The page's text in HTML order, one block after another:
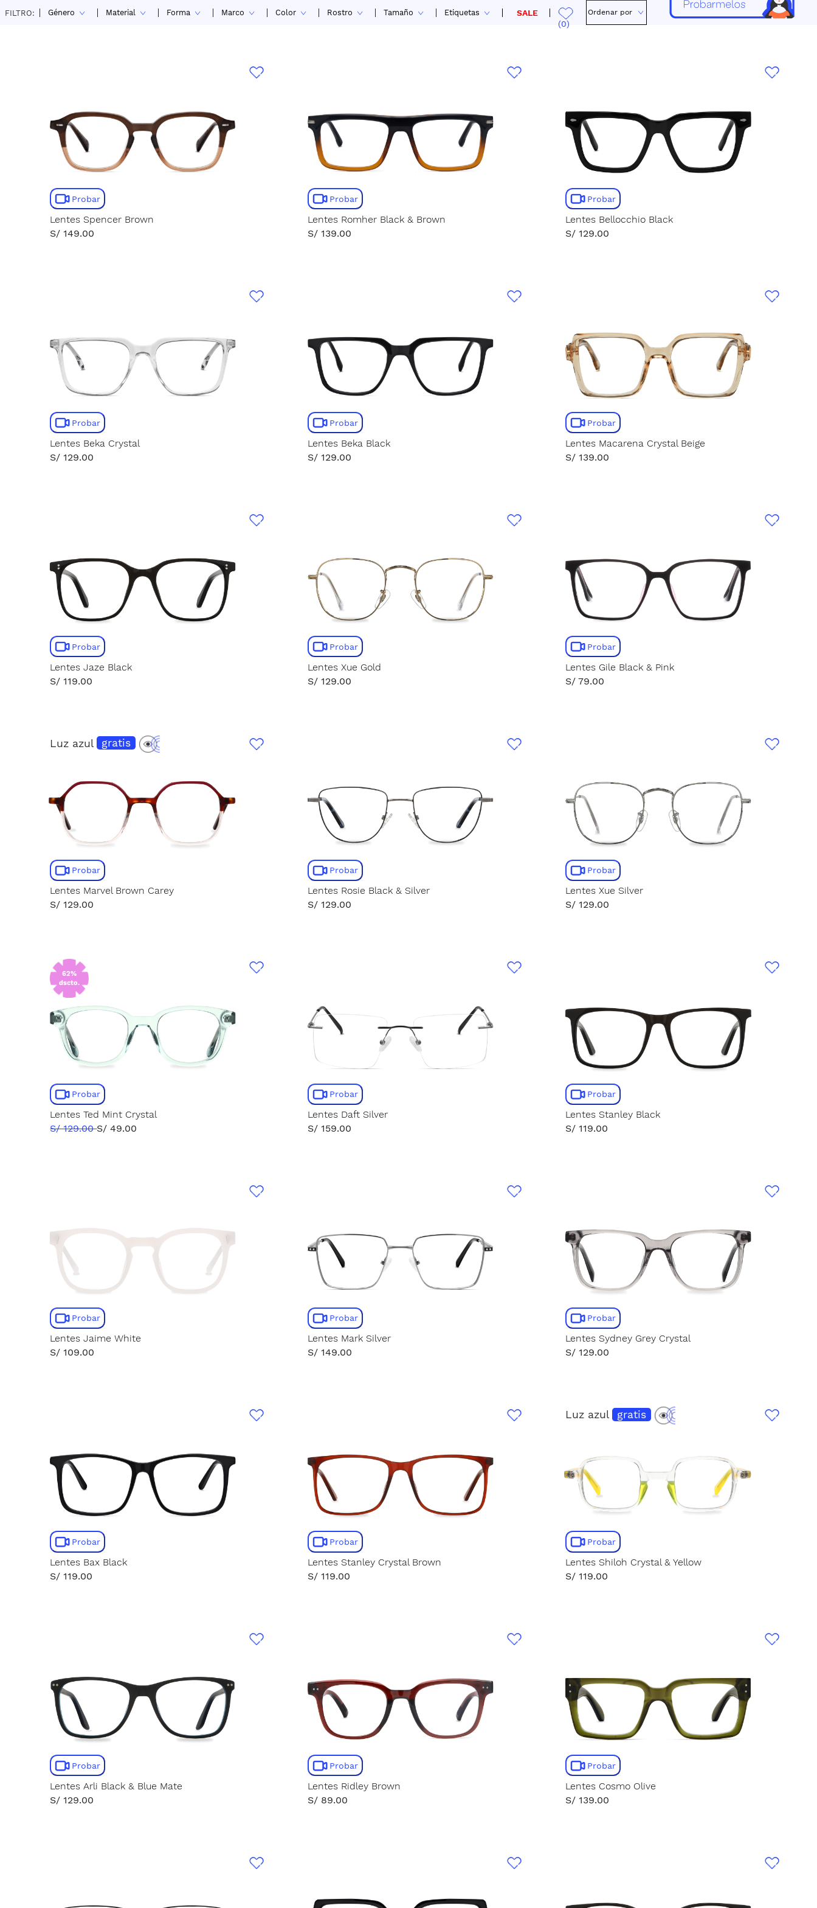
FILTRO: Género Material Forma Marco Color Rostro Tamaño Etiquetas
SALE
(0)
Ordenar por
Probar
Lentes Spencer Brown
S/ 149.00
Probar
Lentes Romher Black & Brown
S/ 139.00
Probar
Lentes Bellocchio Black
S/ 129.00
Probar
Lentes Beka Crystal
S/ 129.00
Probar
Lentes Beka Black
S/ 129.00
Probar
Lentes Macarena Crystal Beige
S/ 139.00
Probar
Lentes Jaze Black
S/ 119.00
Probar
Lentes Xue Gold
S/ 129.00
Probar
Lentes Gile Black & Pink
S/ 79.00
Luz azul gratis
Probar
Lentes Marvel Brown Carey
S/ 129.00
Probar
Lentes Rosie Black & Silver
S/ 129.00
Probar
Lentes Xue Silver
S/ 129.00
62%
dscto.
Probar
Lentes Ted Mint Crystal
S/ 129.00S/ 49.00
Probar
Lentes Daft Silver
S/ 159.00
Probar
Lentes Stanley Black
S/ 119.00
Probar
Lentes Jaime White
S/ 109.00
Probar
Lentes Mark Silver
S/ 149.00
Probar
Lentes Sydney Grey Crystal
S/ 129.00
Probar
Lentes Bax Black
S/ 119.00
Probar
Lentes Stanley Crystal Brown
S/ 119.00
Luz azul gratis
Probar
Lentes Shiloh Crystal & Yellow
S/ 119.00
Probar
Lentes Arli Black & Blue Mate
S/ 129.00
Probar
Lentes Ridley Brown
S/ 89.00
Probar
Lentes Cosmo Olive
S/ 139.00